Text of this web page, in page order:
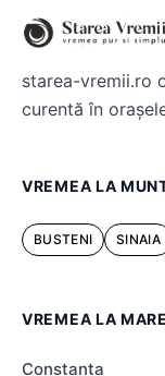
starea-vremii.ro
curentă în
VREMEA LA
BUSTENI SINAIA
VREMEA LA MARE
Constanta